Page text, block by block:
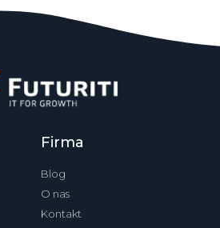
Firma
Blog
O nas
Kontakt